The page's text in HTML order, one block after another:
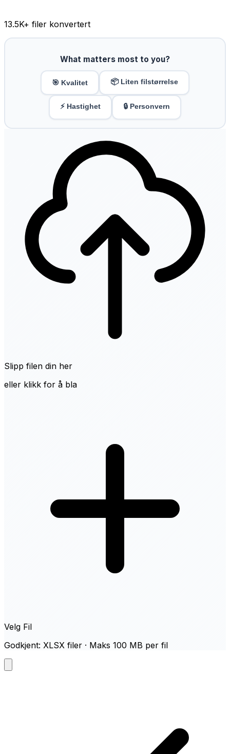
13.5K+ filer konvertert
What matters most to you?
🎯 Kvalitet 📦 Liten filstørrelse
⚡ Hastighet 🔒 Personvern
Slipp filen din her
eller klikk for å bla
Velg Fil
Godkjent: XLSX filer · Maks 100 MB per fil